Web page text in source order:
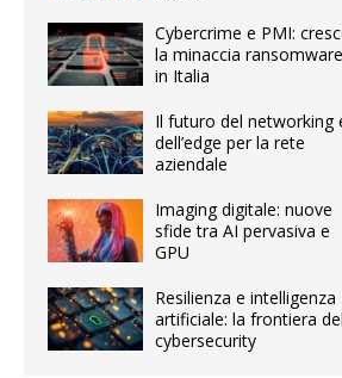
Cybercrime e PMI:
la minaccia ransomware
in Italia
Il futuro del networking
dell’edge per la rete
aziendale
Imaging digitale: nuove
sfide tra AI pervasiva e
GPU
Resilienza e intelligenza
artificiale: la frontiera
cybersecurity